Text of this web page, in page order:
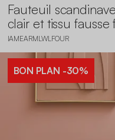
Fauteuil
clair et tissu
IAMEARMLWLFOUR
BON PLAN -30%